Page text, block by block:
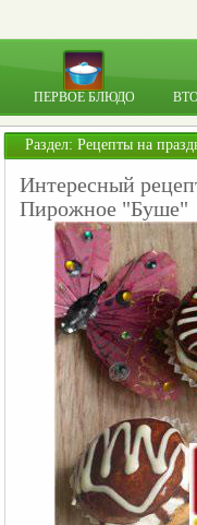
ПЕРВОЕ БЛЮДО
Раздел: Рецепты на
Интересный
Пирожное "Буше"